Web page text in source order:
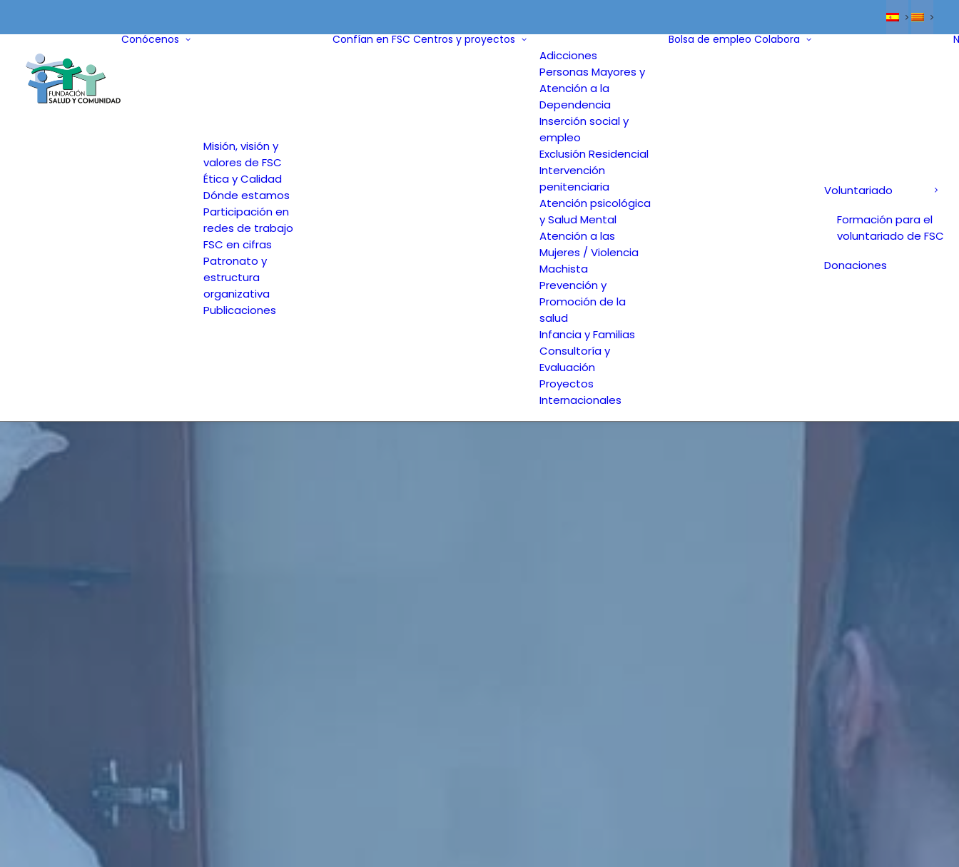
Conócenos
Misión, visión y
valores de FSC
Ética y Calidad
Dónde estamos
Participación en
redes de trabajo
FSC en cifras
Patronato y
estructura
organizativa
Publicaciones
Confían en FSC Centros y proyectos
Adicciones
Personas Mayores y
Atención a la
Dependencia
Inserción social y
empleo
Exclusión Residencial
Intervención
penitenciaria
Atención psicológica
y Salud Mental
Atención a las
Mujeres / Violencia
Machista
Prevención y
Promoción de la
salud
Infancia y Familias
Consultoría y
Evaluación
Proyectos
Internacionales
Bolsa de empleo Colabora
Voluntariado
Formación para el
voluntariado de FSC
Donaciones